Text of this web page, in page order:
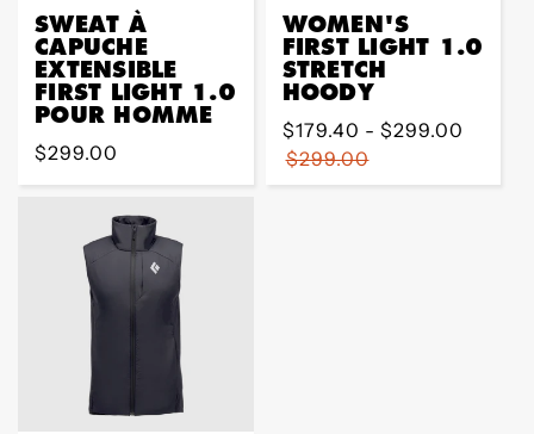
SWEAT À
CAPUCHE
EXTENSIBLE
FIRST LIGHT 1.0
POUR HOMME
Prix
régulier
$299.00
WOMEN'S
FIRST LIGHT 1.0
STRETCH
HOODY
Prix
régulier
$179.40 - $299.00
$299.00